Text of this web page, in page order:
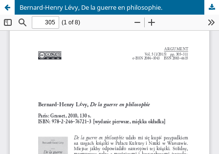
Bernard-Henry Lévy, De la guerre en philosophie.